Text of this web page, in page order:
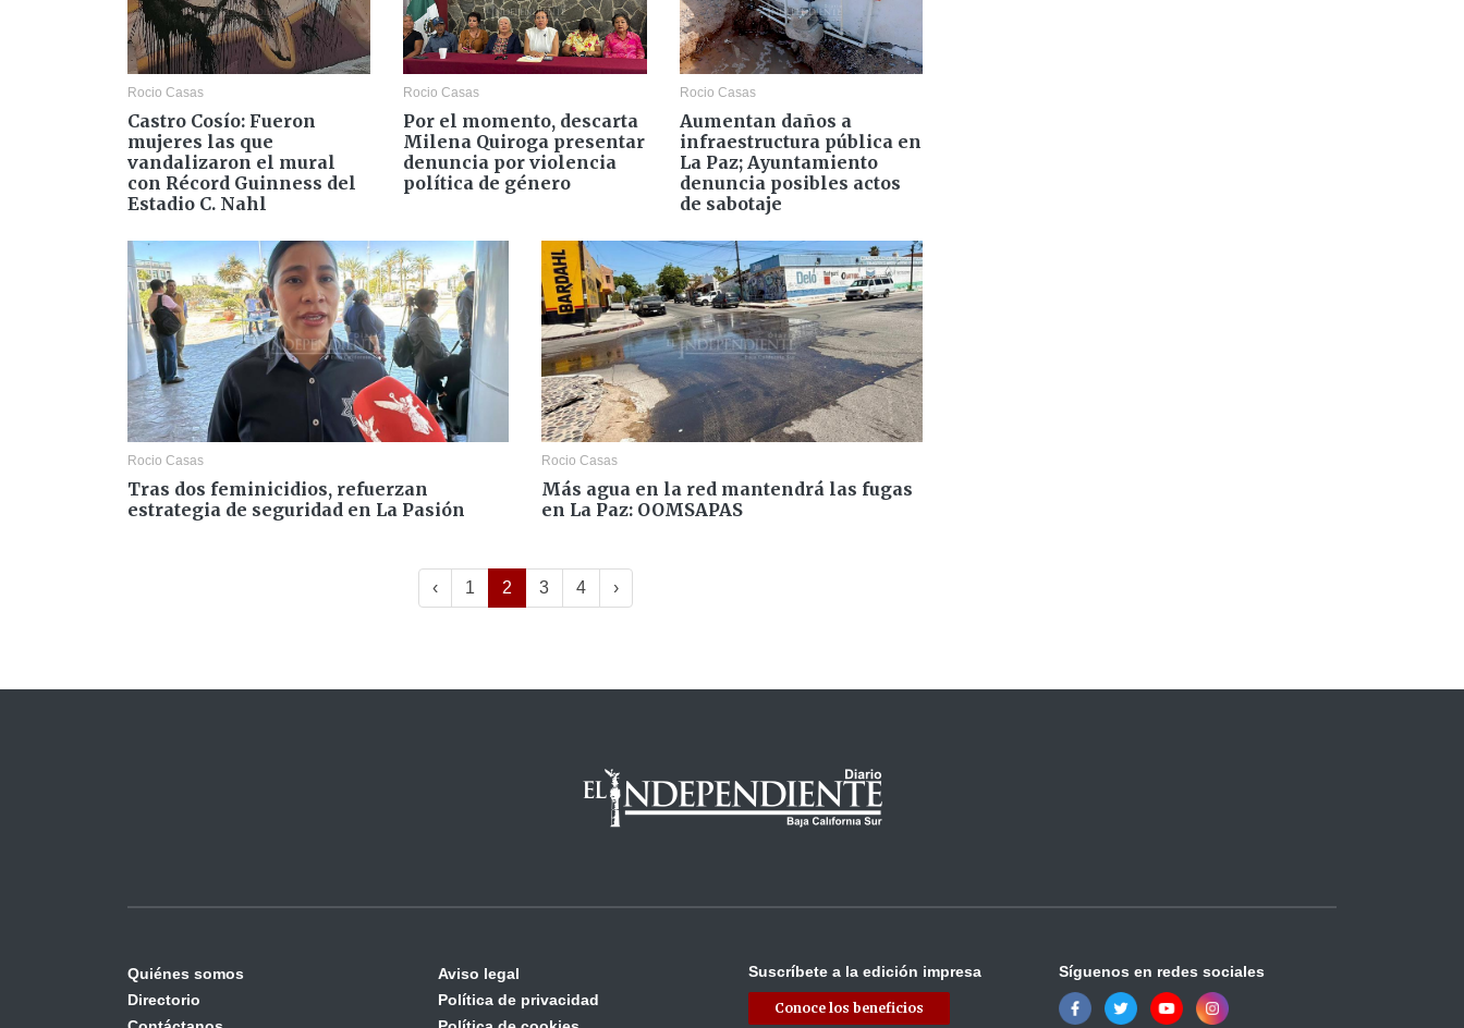
Rocio Casas
Castro Cosío: Fueron
mujeres las que
vandalizaron el mural
con Récord Guinness del
Estadio C. Nahl
Rocio Casas
Por el momento, descarta
Milena Quiroga presentar
denuncia por violencia
política de género
Rocio Casas
Aumentan daños a
infraestructura pública en
La Paz; Ayuntamiento
denuncia posibles actos
de sabotaje
Rocio Casas
Tras dos feminicidios, refuerzan
estrategia de seguridad en La Pasión
Rocio Casas
Más agua en la red mantendrá las fugas
en La Paz: OOMSAPAS
‹ 1 2 3 4 ›
Quiénes somos
Directorio
Aviso legal
Política de privacidad
Suscríbete a la edición impresa
Conoce los beneficios
Síguenos en redes sociales